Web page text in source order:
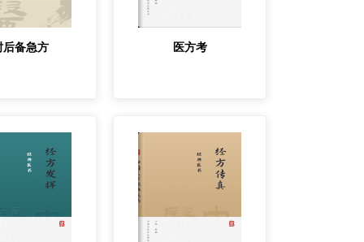
后备急方 医方考